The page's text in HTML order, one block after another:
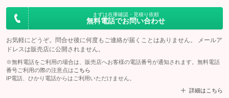
まずは在庫確認・見積り依頼
無料電話でお問い合わせ
お気軽にどうぞ。問合せ後に何度もご連絡が届くことはありません。 メールア
ドレスは販売店に公開されません。
※無料電話をご利用の場合は、販売店へお客様の電話番号が通知されます。無料電話
番号ご利用の際の注意点は こちら
IP電話、ひかり電話からはご利用いただけません。
詳細はこちら